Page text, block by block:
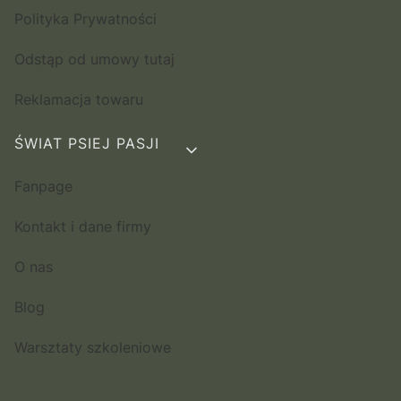
Polityka Prywatności
Odstąp od umowy tutaj
Reklamacja towaru
ŚWIAT PSIEJ PASJI
Fanpage
Kontakt i dane firmy
O nas
Blog
Warsztaty szkoleniowe